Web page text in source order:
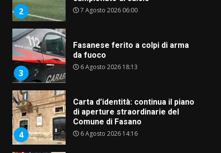
2 7 Agosto 2026 06:00
3
Fasanese ferito a colpi di arma
da fuoco
6 Agosto 2026 18:13
4
Carta d’identità: continua il piano
di aperture straordinarie del
Comune di Fasano
6 Agosto 2026 14:16